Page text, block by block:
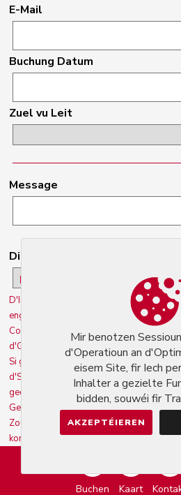
Buchen Kaart
E-Mail
Buchung Datum
Zuel vu Leit
Message
Dir averstanen op déi folgend
D'Informatiounen, déi op dësem
engem computeriséierten Dossier vun der
Communication' (Administrator/Creator/
d'Gestioun vum Fonctionnement vum Site
Si gi fir eng Dauer vun 3 Joer gehal (wann
d'Servicer 'Gastronomie.lu' vun der Firma
geduecht..
Geméiss dem Gesetz "Informatik a
Zougang zu den Donnéeën, déi Iech
korrigéieren/zerstéieren andeems Dir de
Mir benotzen
d'Operatioun an
eisem Site, fir Iech
Inhalter a gezielte
bidden, souwéi fir
AKZEPTÉIEREN